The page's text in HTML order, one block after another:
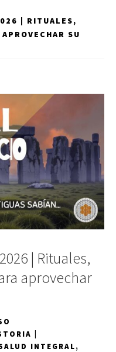
| RITUALES,
SU
| Rituales,
aprovechar
|
INTEGRAL,